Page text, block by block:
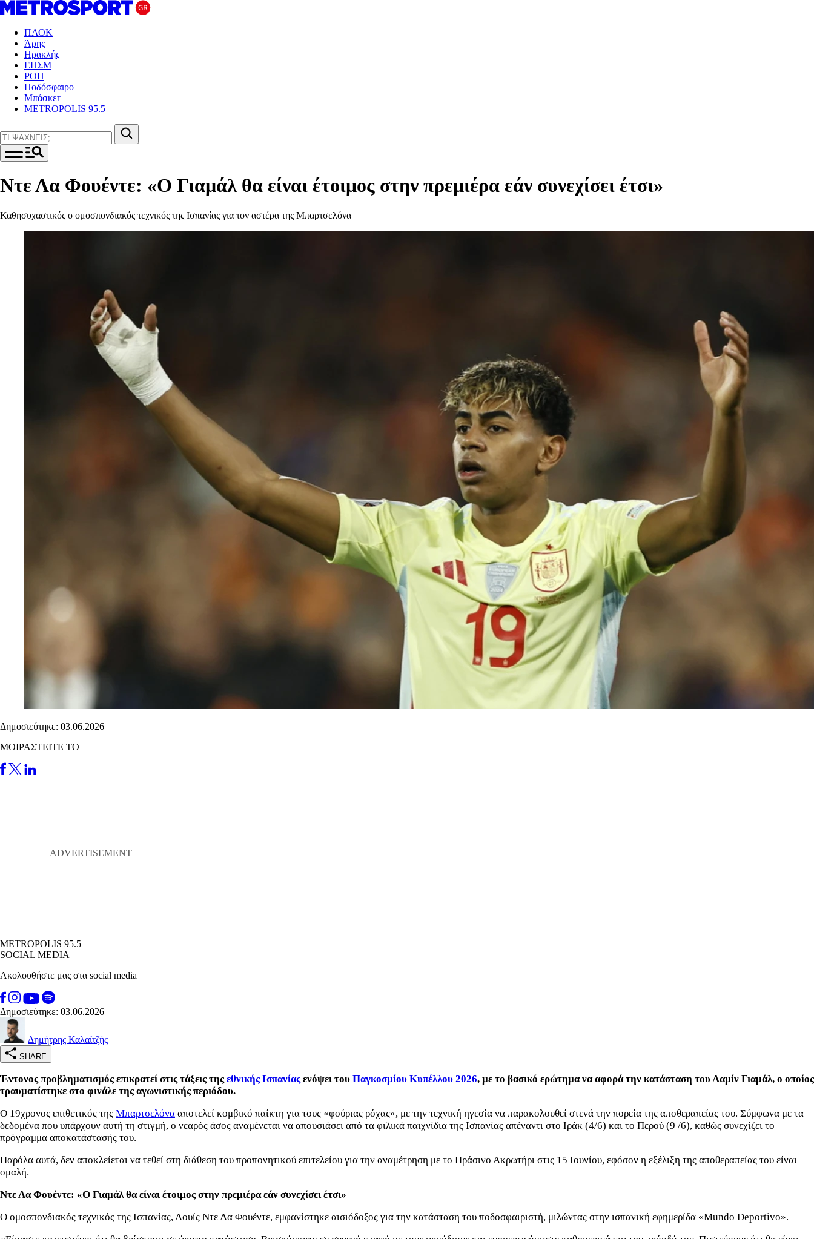
ΠΑΟΚ
Άρης
Ηρακλής
ΕΠΣΜ
ΡΟΗ
Ποδόσφαιρο
Μπάσκετ
METROPOLIS 95.5
Ντε Λα Φουέντε: «Ο Γιαμάλ θα είναι έτοιμος στην πρεμιέρα εάν συνεχίσει έτσι»
Καθησυχαστικός ο ομοσπονδιακός τεχνικός της Ισπανίας για τον αστέρα της Μπαρτσελόνα
Δημοσιεύτηκε: 03.06.2026
ΜΟΙΡΑΣΤΕΙΤΕ ΤΟ
METROPOLIS 95.5
SOCIAL MEDIA
Ακολουθήστε μας στα social media
Δημοσιεύτηκε: 03.06.2026
Δημήτρης Καλαϊτζής
SHARE
Έντονος προβληματισμός επικρατεί στις τάξεις τηςεθνικής Ισπανίαςενόψει του Παγκοσμίου Κυπέλλου 2026, με το βασικό ερώτημα να αφορά την κατάσταση του Λαμίν Γιαμάλ, ο οποίος
τραυματίστηκε στο φινάλε της αγωνιστικής περιόδου.
Ο 19χρονος επιθετικός της Μπαρτσελόνα αποτελεί κομβικό παίκτη για τους «φούριας ρόχας», με την τεχνική ηγεσία να παρακολουθεί στενά την πορεία της αποθεραπείας του. Σύμφωνα με τα
δεδομένα που υπάρχουν αυτή τη στιγμή, ο νεαρός άσος αναμένεται να απουσιάσει από τα φιλικά παιχνίδια της Ισπανίας απέναντι στο Ιράκ (4/6) και το Περού (9 /6), καθώς συνεχίζει το
πρόγραμμα αποκατάστασής του.
Παρόλα αυτά, δεν αποκλείεται να τεθεί στη διάθεση του προπονητικού επιτελείου για την αναμέτρηση με το Πράσινο Ακρωτήρι στις 15 Ιουνίου, εφόσον η εξέλιξη της αποθεραπείας του είναι
ομαλή.
Ντε Λα Φουέντε: «Ο Γιαμάλ θα είναι έτοιμος στην πρεμιέρα εάν συνεχίσει έτσι»
Ο ομοσπονδιακός τεχνικός της Ισπανίας, Λουίς Ντε Λα Φουέντε, εμφανίστηκε αισιόδοξος για την κατάσταση του ποδοσφαιριστή, μιλώντας στην ισπανική εφημερίδα «Mundo Deportivo».